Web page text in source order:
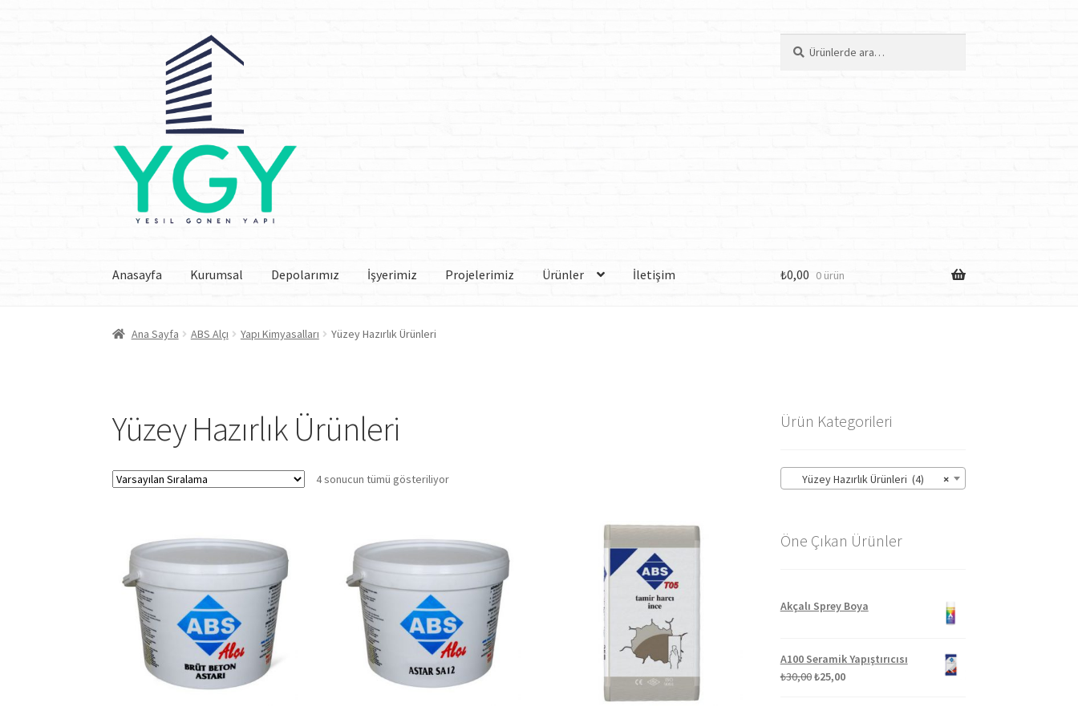
Anasayfa Kurumsal Depolarımız İşyerimiz Projelerimiz Ürünler İletişim ₺0,00 0 ürün
Ana Sayfa ABS Alçı Yapı Kimyasalları Yüzey Hazırlık Ürünleri
Yüzey Hazırlık Ürünleri
4 sonucun tümü gösteriliyor
Ürün Kategorileri
×
Yüzey Hazırlık Ürünleri (4)
Öne Çıkan Ürünler
Akçalı Sprey Boya
A100 Seramik Yapıştırıcısı
₺30,00Orijinal
₺25,00Şu